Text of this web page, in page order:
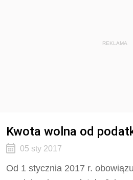
REKLAMA
Kwota wolna od
05 sty 2017
Od 1 stycznia 2017 r.